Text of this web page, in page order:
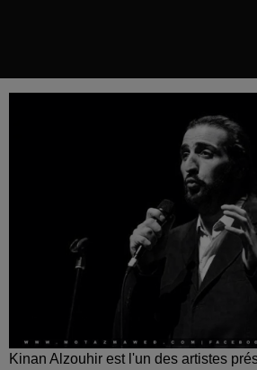
Kinan Alzouhir est l'un des artistes